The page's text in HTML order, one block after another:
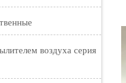
воздуха серия